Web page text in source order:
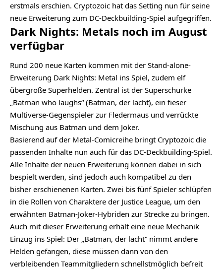
erstmals erschien. Cryptozoic hat das Setting nun für seine
neue Erweiterung zum DC-Deckbuilding-Spiel aufgegriffen.
Dark Nights: Metals noch im August
verfügbar
Rund 200 neue Karten kommen mit der Stand-alone-
Erweiterung Dark Nights: Metal ins Spiel, zudem elf
übergroße Superhelden. Zentral ist der Superschurke
„Batman who laughs“ (Batman, der lacht), ein fieser
Multiverse-Gegenspieler zur Fledermaus und verrückte
Mischung aus Batman und dem Joker.
Basierend auf der Metal-Comicreihe bringt Cryptozoic die
passenden Inhalte nun auch für das DC-Deckbuilding-Spiel.
Alle Inhalte der neuen Erweiterung können dabei in sich
bespielt werden, sind jedoch auch kompatibel zu den
bisher erschienenen Karten. Zwei bis fünf Spieler schlüpfen
in die Rollen von Charaktere der Justice League, um den
erwähnten Batman-Joker-Hybriden zur Strecke zu bringen.
Auch mit dieser Erweiterung erhält eine neue Mechanik
Einzug ins Spiel: Der „Batman, der lacht“ nimmt andere
Helden gefangen, diese müssen dann von den
verbleibenden Teammitgliedern schnellstmöglich befreit